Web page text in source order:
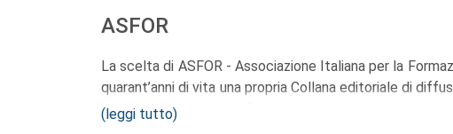
ASFOR
La scelta di ASFOR - Associazione Italiana per la
quarant’anni di vita una propria Collana editoriale di
che il sistema dell’alta formazione, delle scuole di
(leggi tutto)